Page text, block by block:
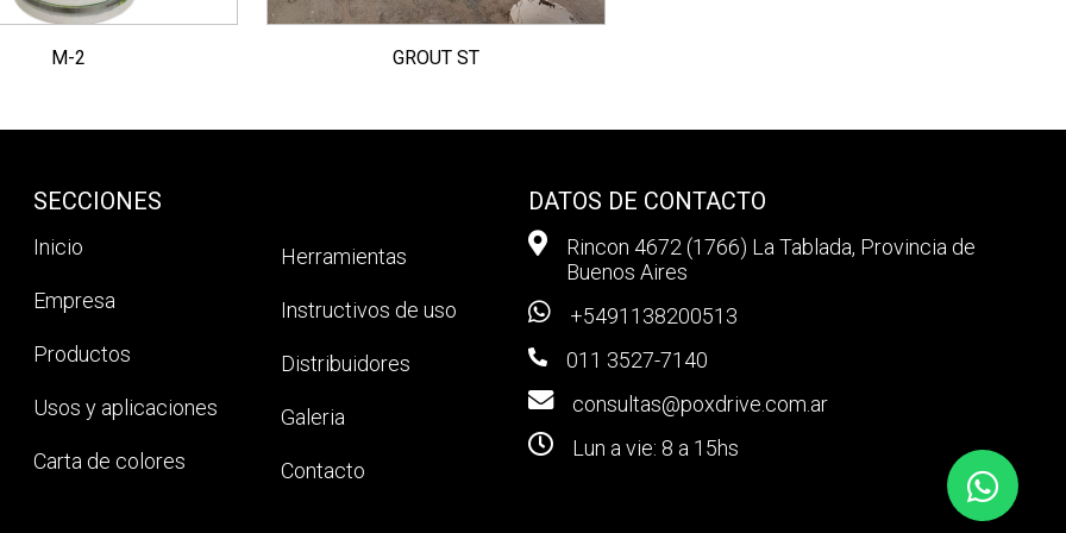
M-2 GROUT ST
SECCIONES
Inicio
Empresa
Productos
Usos y aplicaciones
Carta de colores
Herramientas
Instructivos de uso
Distribuidores
Galeria
Contacto
DATOS DE CONTACTO
Rincon 4672 (1766) La Tablada, Provincia de
Buenos Aires
+5491138200513
011 3527-7140
consultas@poxdrive.com.ar
Lun a vie: 8 a 15hs